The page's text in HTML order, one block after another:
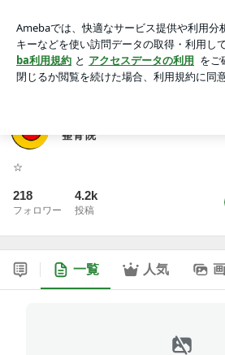
アプリをダウンロードして ブログの更新通
ょう。
整骨院
☆
218
フォロワー
4.2k
投稿
一覧 人気